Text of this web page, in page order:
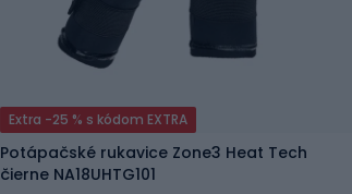
Extra -25 % s kódom EXTRA
Potápačské rukavice Zone3 Heat Tech
čierne NA18UHTG101